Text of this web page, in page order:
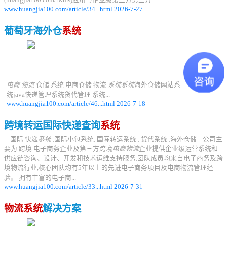
www.huangjia100.com/article/34...html 2026-7-27
葡萄牙海外仓系统
电商 物流仓储 系统 电商仓储 物流 系统系统海外仓储网站系
统java快递管理系统货代管理 系统...
www.huangjia100.com/article/46...html 2026-7-18
跨境转运国际快递查询系统
... 国际 快递系统,国际小包系统, 国际转运系统 , 货代系统 ,海外仓储... 公司主
要为 跨境 电子商务企业及第三方跨境 电商物流企业提供企业级运营系统和
供应链咨询、设计、开发和技术运维支持服务,团队成员均来自电子商务及跨
境物流行业,核心团队均有5年以上的先进电子商务项目及电商物流管理经
验。 拥有丰富的电子商...
www.huangjia100.com/article/33...html 2026-7-31
物流系统解决方案